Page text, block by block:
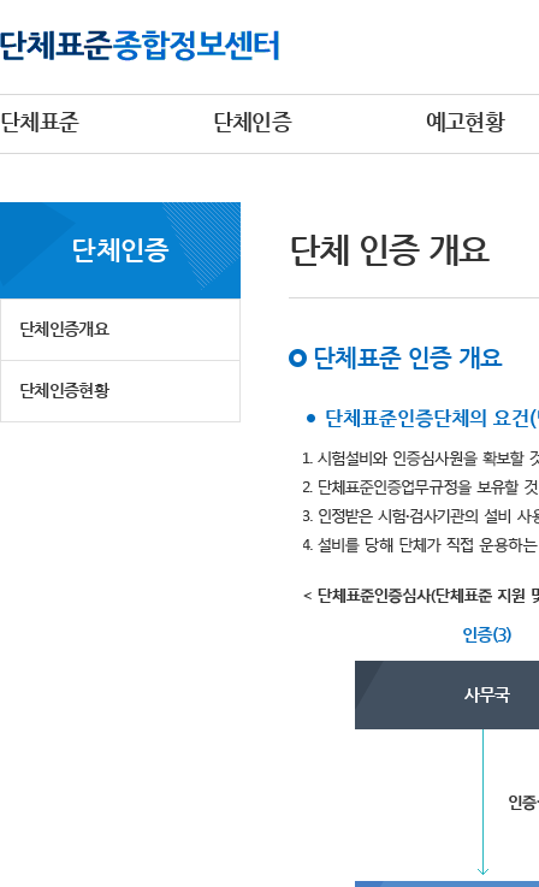
단체표준 단체인증 예고현황
단체인증
단체인증개요
단체인증현황
단체 인증 개요
단체표준 인증 개요